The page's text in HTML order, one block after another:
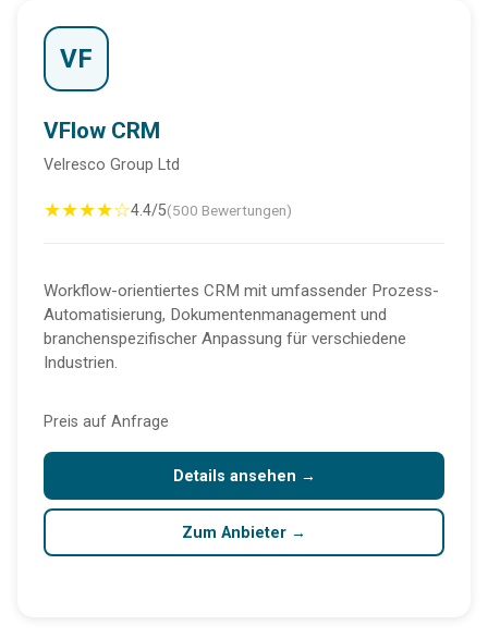
VF
VFlow CRM
Velresco Group Ltd
★★★★☆4.4/5(500 Bewertungen)
Workflow-orientiertes CRM mit umfassender Prozess-
Automatisierung, Dokumentenmanagement und
branchenspezifischer Anpassung für verschiedene
Industrien.
Preis auf Anfrage
Details ansehen →
Zum Anbieter →